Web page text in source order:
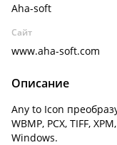
Aha-soft
Сайт
www.aha-soft.com
Описание
Any to Icon
WBMP, PCX, TIFF,
Windows.